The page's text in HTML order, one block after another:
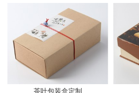
茶叶包装盒定制